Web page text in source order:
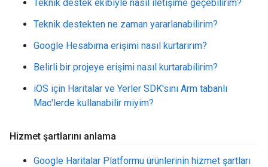
Teknik destek ekibiyle nasıl iletişime geçebilirim?
Teknik destekten ne zaman yararlanabilirim?
Google Hesabıma erişimi nasıl kurtarırım?
Belirli bir projeye erişimi nasıl kurtarabilirim?
iOS için Haritalar ve Yerler SDK'sını Arm tabanlı
Mac'lerde kullanabilir miyim?
Hizmet şartlarını anlama
Google Haritalar Platformu ürünlerinin hizmet şartları